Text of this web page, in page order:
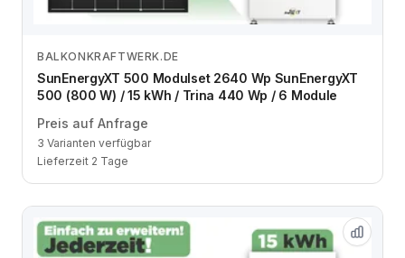
Zum Angebot
BALKONKRAFTWERK.DE
SunEnergyXT 500 Modulset 2640 Wp SunEnergyXT
500 (800 W) / 15 kWh / Trina 440 Wp / 6 Module
Preis auf Anfrage
3 Varianten verfügbar
Lieferzeit 2 Tage